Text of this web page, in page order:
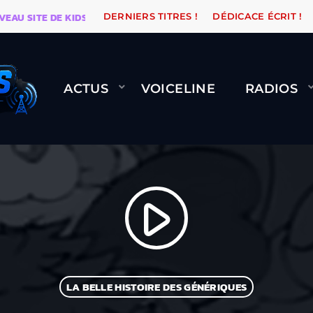
DE KIDSUNE WARÉTRO ORANGE ROAD QUI
DERNIERS TITRES ! DÉDICACE ÉCRIT !
ACTUS VOICELINE RADIOS
play_arrow
LA BELLE HISTOIRE DES GÉNÉRIQUES